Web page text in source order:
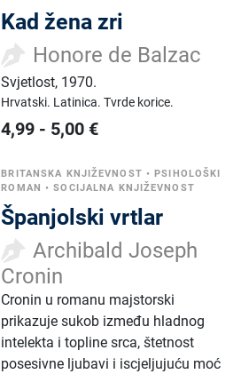
Kad žena zri
Honore de Balzac
Svjetlost, 1970.
Hrvatski. Latinica.Tvrde korice.
4,99 - 5,00 €
BRITANSKA KNJIŽEVNOST • PSIHOLOŠKI
ROMAN •SOCIJALNA KNJIŽEVNOST
Španjolski vrtlar
Archibald Joseph
Cronin
Cronin u romanu majstorski
prikazuje sukob između hladnog
intelekta i topline srca, štetnost
posesivne ljubavi i iscjeljujuću moć